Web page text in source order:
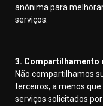
anônima para
serviços.
3. Compartilhamento
Não compartilhamos
terceiros, a menos
serviços solicitados